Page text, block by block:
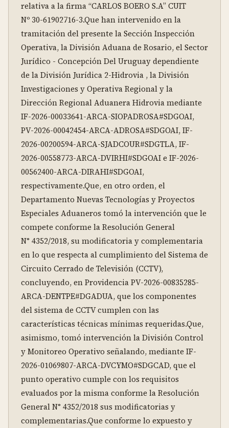
relativa a la firma “CARLOS BOERO S.A” CUIT
Nº 30-61902716-3.Que han intervenido en la
tramitación del presente la Sección Inspección
Operativa, la División Aduana de Rosario, el Sector
Jurídico - Concepción Del Uruguay dependiente
de la División Jurídica 2-Hidrovia , la División
Investigaciones y Operativa Regional y la
Dirección Regional Aduanera Hidrovia mediante
IF-2026-00033641-ARCA-SIOPADROSA#SDGOAI,
PV-2026-00042454-ARCA-ADROSA#SDGOAI, IF-
2026-00200594-ARCA-SJADCOUR#SDGTLA, IF-
2026-00558773-ARCA-DVIRHI#SDGOAI e IF-2026-
00562400-ARCA-DIRAHI#SDGOAI,
respectivamente.Que, en otro orden, el
Departamento Nuevas Tecnologías y Proyectos
Especiales Aduaneros tomó la intervención que le
compete conforme la Resolución General
N° 4352/2018, su modificatoria y complementaria
en lo que respecta al cumplimiento del Sistema de
Circuito Cerrado de Televisión (CCTV),
concluyendo, en Providencia PV-2026-00835285-
ARCA-DENTPE#DGADUA, que los componentes
del sistema de CCTV cumplen con las
características técnicas mínimas requeridas.Que,
asimismo, tomó intervención la División Control
y Monitoreo Operativo señalando, mediante IF-
2026-01069807-ARCA-DVCYMO#SDGCAD, que el
punto operativo cumple con los requisitos
evaluados por la misma conforme la Resolución
General N° 4352/2018 sus modificatorias y
complementarias.Que conforme lo expuesto y